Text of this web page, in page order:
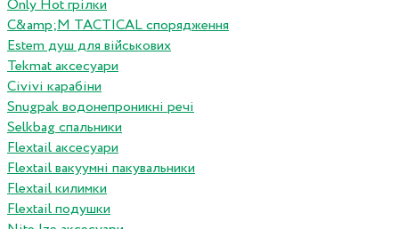
Only Hot грілки
C&amp;M TACTICAL спорядження
Estem душ для військових
Tekmat аксесуари
Сivivi карабіни
Snugpak водонепроникні речі
Selkbag спальники
Flextail аксесуари
Flextail вакуумні пакувальники
Flextail килимки
Flextail подушки